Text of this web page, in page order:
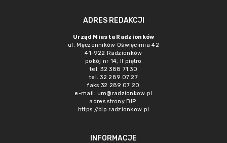
ADRES REDAKCJI
Urząd Miasta Radzionków
ul. Męczenników Oświęcimia 42
41-922 Radzionków
pokój nr 14, II piętro
tel. 32 388 71 30
tel. 32 289 07 27
faks 32 289 07 20
e-mail: um@radzionkow.pl
adres strony BIP:
https://bip.radzionkow.pl
INFORMACJE